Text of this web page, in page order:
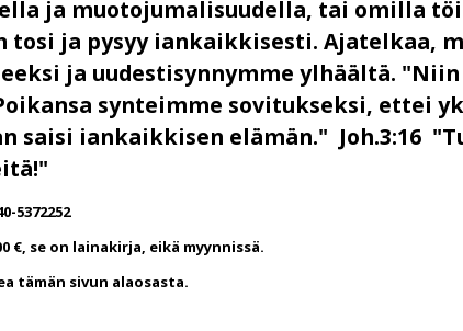
ja muotojumalisuudella, tai omilla
tosi ja pysyy iankaikkisesti. Ajatelkaa,
ja uudestisynnymme ylhäältä.
synteimme sovitukseksi, ettei
saisi iankaikkisen elämän." Joh.3:16
5372252
€, se on lainakirja, eikä myynnissä.
tämän sivun alaosasta.